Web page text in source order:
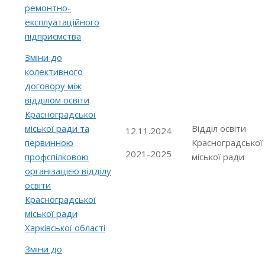
ремонтно-
експлуатаційного
підприємства
Зміни до
колективного
договору між
відділом освіти
Красноградської
міської ради та
первинною
профспілковою
організацією відділу
освіти
Красноградської
міської ради
Харківської області
12.11.2024
2021-2025
Відділ освіти
Красноградської
міської ради
Зміни до